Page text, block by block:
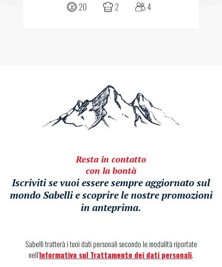
20 2 4
Resta in contatto
con la bontà
Iscriviti se vuoi essere sempre aggiornato sul
mondo Sabelli e scoprire le nostre promozioni
in anteprima.
Sabelli tratterà i tuoi dati personali secondo le modalità riportate
nell’Informativa sul Trattamento dei dati personali.